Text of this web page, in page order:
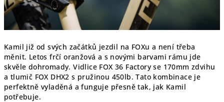
Kamil již od svých začátků jezdil na FOXu a není třeba
měnit. Letos frčí oranžová a s novými barvami rámu jde
skvěle dohromady. Vidlice FOX 36 Factory se 170mm zdvihu
a tlumič FOX DHX2 s pružinou 450lb. Tato kombinace je
perfektně vyladěná a funguje přesně tak, jak Kamil
potřebuje.